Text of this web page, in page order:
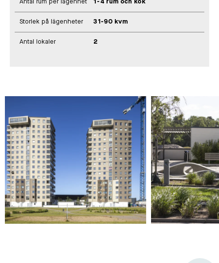
Antal rum per lägenhet 1-4 rum och kök
Storlek på lägenheter 31-90 kvm
Antal lokaler 2